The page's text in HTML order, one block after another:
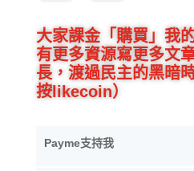
大家課金「購買」我
有更多資源寫更多文
長，渡過民主的黑暗
按likecoin）
Payme支持我